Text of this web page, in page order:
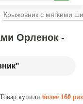
Крыжовник с мягкими
Орленок -
Товар купили более 160 раз